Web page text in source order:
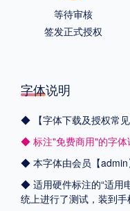
等待审核
签发正式授权
字体说明
◆ 【字体下载及授权常
◆ 标注"免费商用"的字体
◆ 本字体由会员【admin
◆ 适用硬件标注的“适用
统上进行了测试，装到